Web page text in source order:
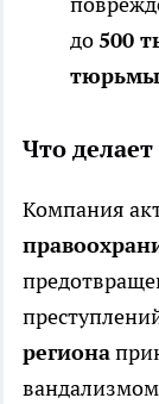
до 500
тюрьмы
Что делает
Компания
региона
вандализмом